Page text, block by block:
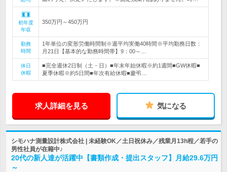
初年度
年収
350万円～450万円
勤務
時間
1年単位の変形労働時間制※週平均実働40時間※平均勤務日数：
月21日【基本的な勤務時間帯】9：00～…
休日
休暇
■完全週休2日制（土・日）■年末年始休暇※約1週間■GW休暇■
夏季休暇※約5日間■年次有給休暇■慶弔…
求人詳細を見る 気になる
シモハナ測量設計株式会社 | 未経験OK／土日祝休み／残業月13h程／若手の
男性社員が在籍中♪
20代の新人達が活躍中【書類作成・提出スタッフ】月給29.6万円
～